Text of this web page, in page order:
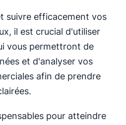
suivre efficacement vos
il est crucial d'utiliser
vous permettront de
et d'analyser vos
afin de prendre
pour atteindre